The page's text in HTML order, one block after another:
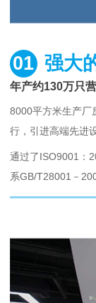
01 强大
年产约130万只
8000平方米生产厂
行，引进高端先进
通过了ISO9001：
系GB/T28001－